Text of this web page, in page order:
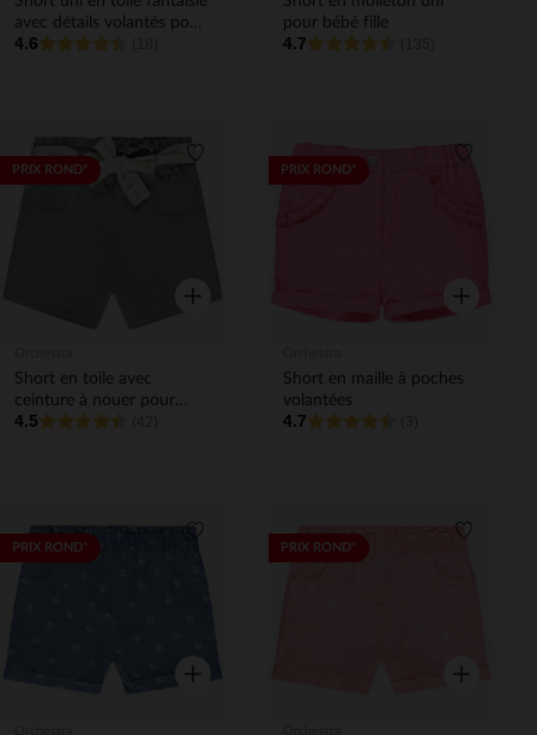
avec détails volantés pour
bébé fille
4.6
pour bébé fille
4.7
PRIX ROND* Liste de souhaits
Aperçu rapide
Short en toile avec
ceinture à nouer pour
bébé fille
4.5
PRIX ROND*
Aperçu
Short en maille à poches
volantées
4.7
PRIX ROND* Liste de souhaits
Aperçu rapide
PRIX ROND*
Aperçu